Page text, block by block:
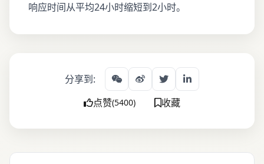
响应时间从平均24小时缩短到2小时。
分享到:
点赞(5400) 收藏